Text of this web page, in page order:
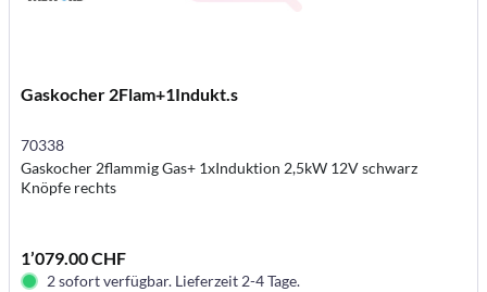
Gaskocher 2Flam+1Indukt.s
70338
Gaskocher 2flammig Gas+ 1xInduktion 2,5kW 12V schwarz
Knöpfe rechts
1’079.00 CHF
2 sofort verfügbar. Lieferzeit 2-4 Tage.